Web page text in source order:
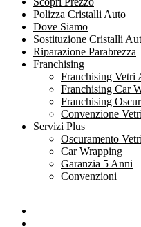
Polizza Cristalli Auto
Dove Siamo
Sostituzione Cristalli
Riparazione Parabrezza
Franchising
Franchising Vetri
Franchising Car
Franchising
Convenzione
Servizi Plus
Oscuramento Vetri
Car Wrapping
Garanzia 5 Anni
Convenzioni